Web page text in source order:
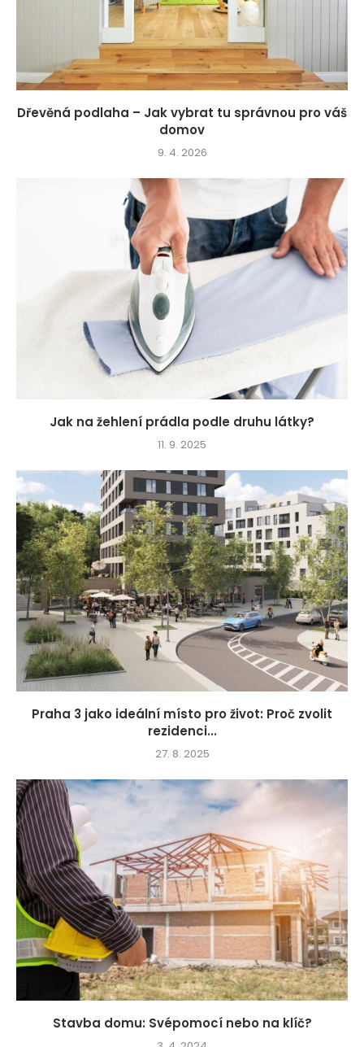
Dřevěná podlaha – Jak vybrat tu správnou pro váš
domov
9. 4. 2026
Jak na žehlení prádla podle druhu látky?
11. 9. 2025
Praha 3 jako ideální místo pro život: Proč zvolit
rezidenci...
27. 8. 2025
Stavba domu: Svépomocí nebo na klíč?